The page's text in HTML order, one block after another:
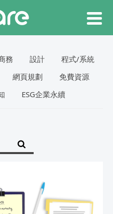
務 設計
程式/系統
網頁規劃
免費資源
ESG企業永續